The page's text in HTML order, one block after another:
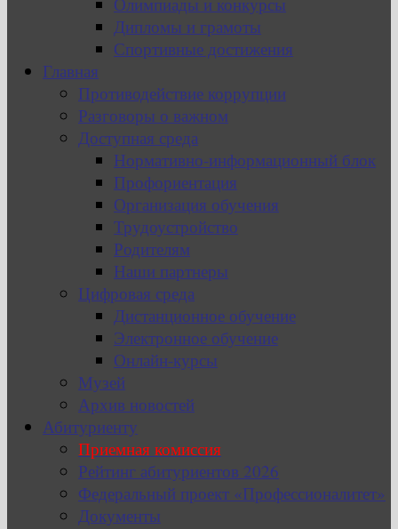
Дипломы и грамоты
Спортивные достижения
Главная
Противодействие коррупции
Разговоры о важном
Доступная среда
Нормативно-информационный блок
Профориентация
Организация обучения
Трудоустройство
Родителям
Наши партнеры
Цифровая среда
Дистанционное обучение
Электронное обучение
Онлайн-курсы
Музей
Архив новостей
Абитуриенту
Приемная комиссия
Рейтинг абитуриентов 2026
Федеральный проект «Профессионалитет»
Документы